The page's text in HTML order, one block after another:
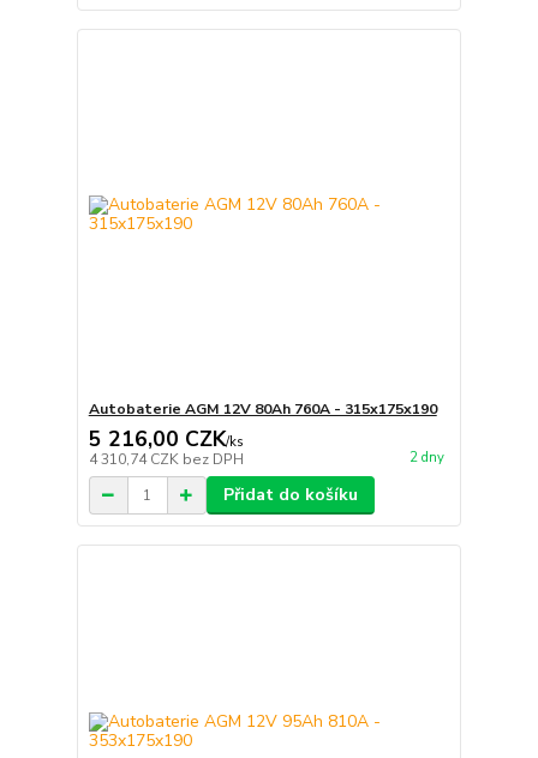
Autobaterie AGM 12V 80Ah 760A - 315x175x190
5 216,00 CZK/ks
4 310,74 CZK bez DPH 2 dny
Přidat do košíku